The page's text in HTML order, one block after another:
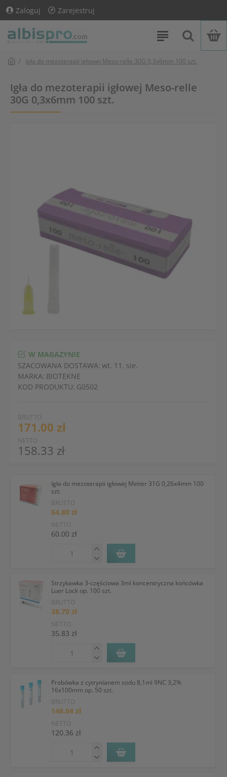
Zaloguj Zarejestruj
Igła do mezoterapii igłowej Meso-relle 30G 0,3x6mm 100 szt.
Igła do mezoterapii igłowej Meso-relle
30G 0,3x6mm 100 szt.
BRUTTO
171.00 zł
NETTO
158.33 zł
W MAGAZYNIE
SZACOWANA DOSTAWA: wt. 11. sie.
MARKA: BIOTEKNE
KOD PRODUKTU: G0502
Igła do mezoterapii igłowej Metier 31G 0,26x4mm 100
szt.
BRUTTO
64.80 zł
NETTO
60.00 zł
Strzykawka 3-częściowa 3ml koncentryczna końcówka
Luer Lock op. 100 szt.
BRUTTO
38.70 zł
NETTO
35.83 zł
Probówka z cytrynianem sodu 8,1ml 9NC 3,2%
16x100mm op. 50 szt.
BRUTTO
148.04 zł
NETTO
120.36 zł